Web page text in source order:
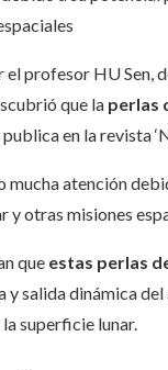
profesor HU Sen,
que la perlas
en la revista
mucha atención
y otras misiones
que estas perlas
y salida dinámica
superficie lunar.